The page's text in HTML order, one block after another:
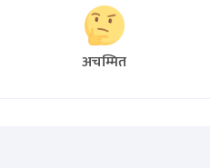
अचम्मित